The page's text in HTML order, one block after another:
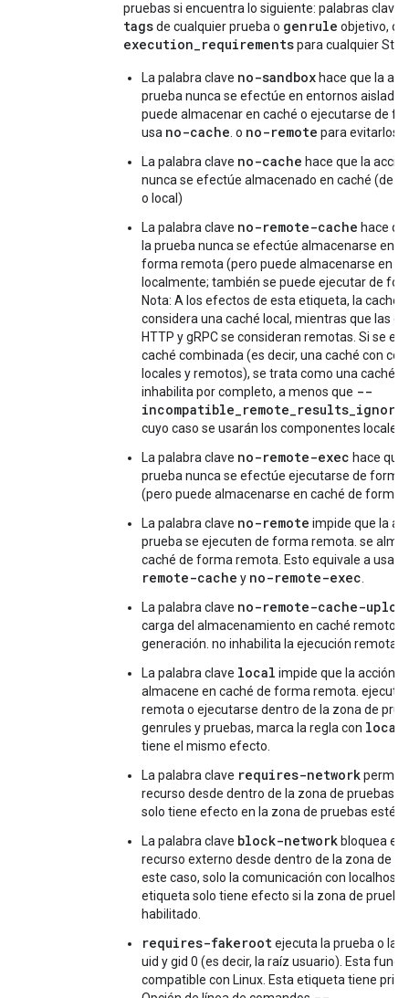
pruebas si encuentra lo siguiente: palabras clave
tagsde cualquier prueba o genrule objetivo, o
execution_requirementspara cualquier
La palabra clave no-sandbox hace que la
prueba nunca se efectúe en entornos
puede almacenar en caché o ejecutarse de
usa no-cache . o no-remote para evitarlos.
La palabra clave no-cache hace que la
nunca se efectúe almacenado en caché (de
o local)
La palabra clave no-remote-cache hace
la prueba nunca se efectúe almacenarse en
forma remota (pero puede almacenarse en
localmente; también se puede ejecutar de
Nota: A los efectos de esta etiqueta, la caché
considera una caché local, mientras que las
HTTP y gRPC se consideran remotas. Si se
caché combinada (es decir, una caché con
locales y remotos), se trata como una caché
inhabilita por completo, a menos que --
cuyo caso se usarán los componentes locales.
La palabra clave no-remote-exec hace que
prueba nunca se efectúe ejecutarse de
(pero puede almacenarse en caché de forma
La palabra clave no-remote impide que la
prueba se ejecuten de forma remota. se
caché de forma remota. Esto equivale a usar
remote-cache y no-remote-exec
La palabra clave no-remote-cache-
carga del almacenamiento en caché remoto
generación. no inhabilita la ejecución remota.
La palabra clave local impide que la acción o
almacene en caché de forma remota.
remota o ejecutarse dentro de la zona de
genrules y pruebas, marca la regla con local
tiene el mismo efecto.
La palabra clave requires-network
recurso desde dentro de la zona de pruebas.
solo tiene efecto en la zona de pruebas esté
La palabra clave block-network bloquea el
recurso externo desde dentro de la zona de
este caso, solo la comunicación con localhost.
etiqueta solo tiene efecto si la zona de
habilitado.
requires-fakerootejecuta la prueba o la
uid y gid 0 (es decir, la raíz usuario). Esta
compatible con Linux. Esta etiqueta tiene